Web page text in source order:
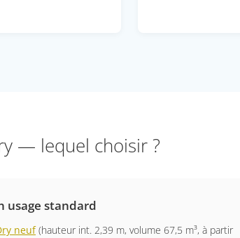
— lequel choisir ?
usage standard
neuf(hauteur int. 2,39 m, volume 67,5 m³, à partir